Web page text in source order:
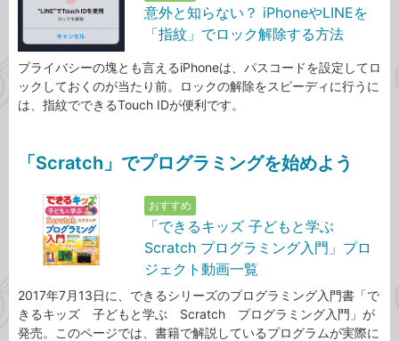
意外と知らない？ iPhoneやLINEを
「指紋」でロック解除する方法
プライバシーの塊とも言えるiPhoneは、パスコードを設定してロ
ックしておくのが当たり前。ロックの解除をスピーディに行うに
は、指紋でできるTouch IDが便利です。
「Scratch」でプログラミングを始めよう
おすすめ
「できるキッズ 子どもと学ぶ
Scratch プログラミング入門」プロ
ジェクト動画一覧
2017年7月13日に、できるシリーズのプログラミング入門書「で
きるキッズ 子どもと学ぶ Scratch プログラミング入門」が
発売。このページでは、書籍で解説しているプログラムが実際に